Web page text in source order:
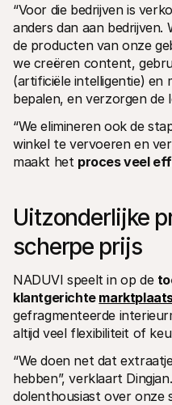
“Voor die bedrijven is
anders dan aan bedrijven.
de producten van onze
we creëren content,
(artificiële intelligentie) en
bepalen, en verzorgen de
“We elimineren ook de
winkel te vervoeren en
maakt het proces veel
Uitzonderlijke
scherpe prijs
NADUVI speelt in op de
klantgerichte
gefragmenteerde
altijd veel flexibiliteit of
“We doen net dat
hebben”, verklaart
dolenthousiast over onze